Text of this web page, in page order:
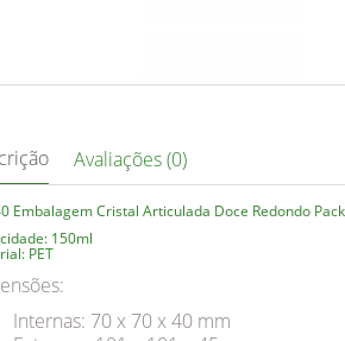
Avaliações (0)
Embalagem Cristal Articulada Doce Redondo
150ml
PET
Internas: 70 x 70 x 40 mm